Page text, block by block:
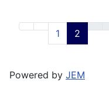
1 2
Powered by JEM